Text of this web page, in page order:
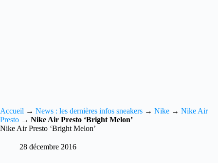
Accueil → News : les dernières infos sneakers → Nike → Nike Air
Presto → Nike Air Presto ‘Bright Melon’
Nike Air Presto ‘Bright Melon’
28 décembre 2016